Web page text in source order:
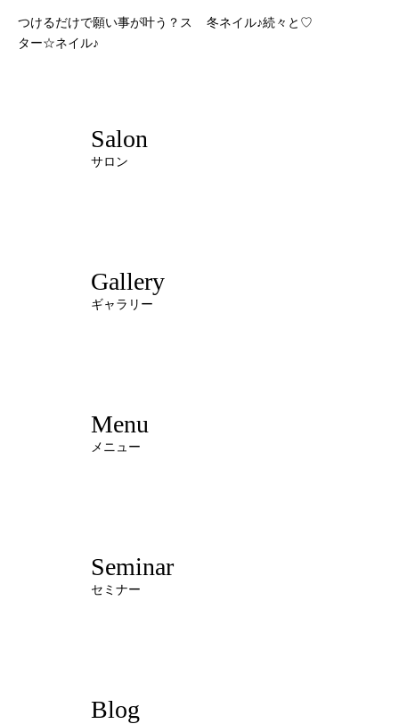
つけるだけで願い事が叶う？ス
ター☆ネイル♪
冬ネイル♪続々と♡
Salon
サロン
Gallery
ギャラリー
Menu
メニュー
Seminar
セミナー
Blog